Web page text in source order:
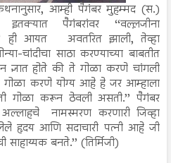
आम्ही पैगंबर मुहम्मद (स.)
इतक्यात पैगंबरांवर ‘‘वल्ल़जीना
ही आयत अवतरित झाली, तेव्हा
चांदीचा साठा करण्याच्या बाबतीत
ज्ञात होते की ते गोळा करणे चांगली
गोळा करणे योग्य आहे हे जर आम्हाला
गोळा करून ठेवली असती.’’ पैगंबर
अल्लाहचे नामस्मरण करणारी जिव्हा
हृदय आणि सदाचारी पत्नी आहे जी
साहाय्यक बनते.’’ (तिर्मिजी)